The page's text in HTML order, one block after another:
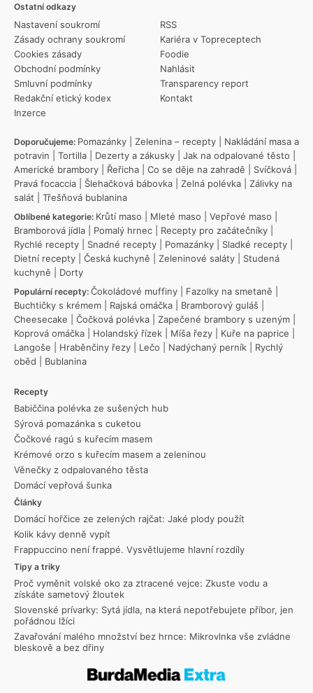
Ostatní odkazy
Nastavení soukromí
Zásady ochrany soukromí
Cookies zásady
Obchodní podmínky
Smluvní podmínky
Redakční etický kodex
Inzerce
RSS
Kariéra v Topreceptech
Foodie
Nahlásit
Transparency report
Kontakt
Doporučujeme: Pomazánky Zelenina – recepty
Nakládání masa a
potravin
Tortilla Dezerty a zákusky Jak na odpalované těsto
Americké brambory
Řeřicha Co se děje na zahradě Svíčková
Pravá focaccia
Šlehačková bábovka Zelná polévka
Zálivky na
salát
Třešňová bublanina
Oblíbené kategorie: Krůtí maso Mleté maso Vepřové maso
Bramborová jídla
Pomalý hrnec Recepty pro začátečníky
Rychlé recepty
Snadné recepty Pomazánky Sladké recepty
Dietní recepty
Česká kuchyně Zeleninové saláty
Studená
kuchyně
Dorty
Populární recepty: Čokoládové muffiny Fazolky na smetaně
Buchtičky s krémem
Rajská omáčka Bramborový guláš
Cheesecake
Čočková polévka Zapečené brambory s uzeným
Koprová omáčka
Holandský řízek Míša řezy Kuře na paprice
Langoše
Hraběnčiny řezy Lečo Nadýchaný perník
Rychlý
oběd
Bublanina
Recepty
Babiččina polévka ze sušených hub
Sýrová pomazánka s cuketou
Čočkové ragú s kuřecím masem
Krémové orzo s kuřecím masem a zeleninou
Věnečky z odpalovaného těsta
Domácí vepřová šunka
Články
Domácí hořčice ze zelených rajčat: Jaké plody použít
Kolik kávy denně vypít
Frappuccino není frappé. Vysvětlujeme hlavní rozdíly
Tipy a triky
Proč vyměnit volské oko za ztracené vejce: Zkuste vodu a
získáte sametový žloutek
Slovenské prívarky: Sytá jídla, na která nepotřebujete příbor, jen
pořádnou lžíci
Zavařování malého množství bez hrnce: Mikrovlnka vše zvládne
bleskově a bez dřiny